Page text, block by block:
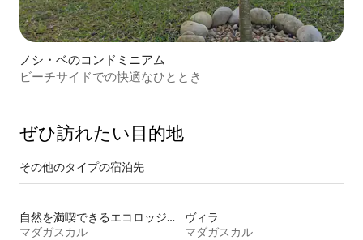
ノシ・ベのコンドミニアム
ビーチサイドでの快適なひととき
ぜひ訪⁠れ⁠た⁠い目⁠的⁠地
その他のタ⁠イ⁠プ⁠の宿⁠泊⁠先
自然を満喫できるエコロッジの宿泊施設
マダガスカル
ヴィラ
マダガスカル